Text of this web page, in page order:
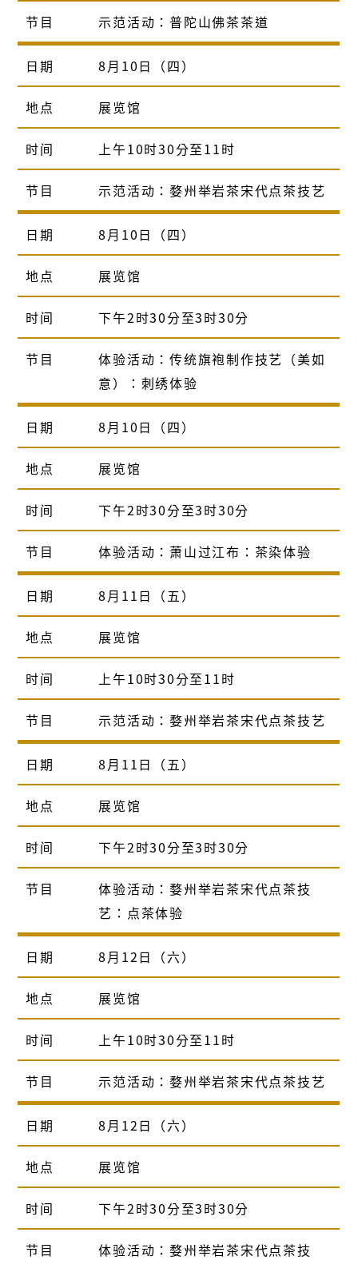
节目 示范活动：普陀山佛茶茶道
日期 8月10日（四）
地点 展览馆
时间 上午10时30分至11时
节目 示范活动：婺州举岩茶宋代点茶技艺
日期 8月10日（四）
地点 展览馆
时间 下午2时30分至3时30分
节目
体验活动：传统旗袍制作技艺（美如
意）：刺绣体验
日期 8月10日（四）
地点 展览馆
时间 下午2时30分至3时30分
节目 体验活动：萧山过江布：茶染体验
日期 8月11日（五）
地点 展览馆
时间 上午10时30分至11时
节目 示范活动：婺州举岩茶宋代点茶技艺
日期 8月11日（五）
地点 展览馆
时间 下午2时30分至3时30分
节目
体验活动：婺州举岩茶宋代点茶技
艺：点茶体验
日期 8月12日（六）
地点 展览馆
时间 上午10时30分至11时
节目 示范活动：婺州举岩茶宋代点茶技艺
日期 8月12日（六）
地点 展览馆
时间 下午2时30分至3时30分
节目
体验活动：婺州举岩茶宋代点茶技